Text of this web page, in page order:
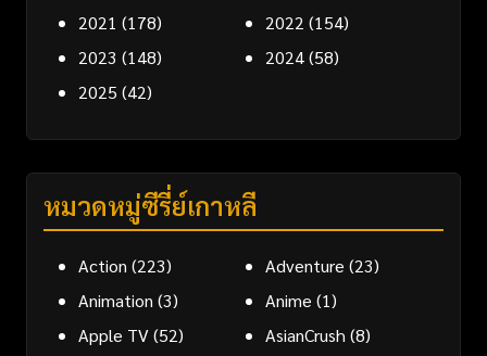
2021 (178) 2022 (154)
2023 (148) 2024(58)
2025 (42)
หมวดหมู่ซีรี่ย์เกาหลี
Action (223) Adventure (23)
Animation (3) Anime (1)
Apple TV(52) AsianCrush (8)